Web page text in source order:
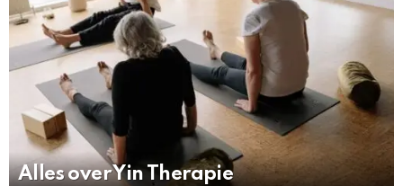
Alles over Yin Therapie